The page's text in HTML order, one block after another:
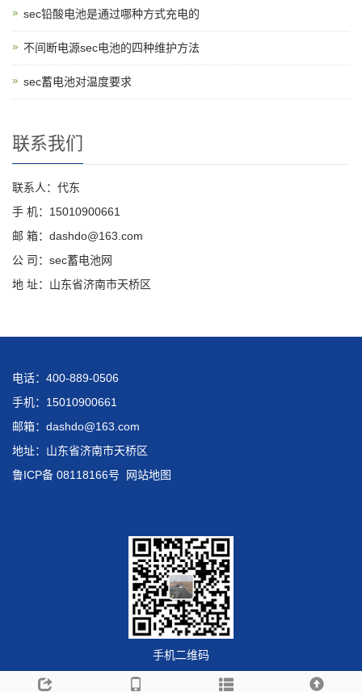
sec铅酸电池是通过哪种方式充电的
不间断电源sec电池的四种维护方法
sec蓄电池对温度要求
联系我们
联系人：代东
手 机：15010900661
邮 箱：dashdo@163.com
公 司：sec蓄电池网
地 址：山东省济南市天桥区
电话：400-889-0506
手机：15010900661
邮箱：dashdo@163.com
地址：山东省济南市天桥区
鲁ICP备 08118166号
网站地图
手机二维码